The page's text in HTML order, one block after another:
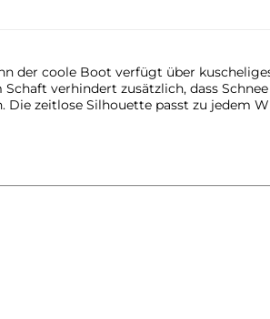
der coole Boot verfügt über
verhindert zusätzlich, dass
zeitlose Silhouette passt zu jedem